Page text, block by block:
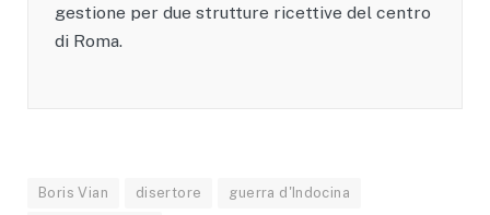
gestione per due strutture ricettive del centro
di Roma.
Boris Vian disertore guerra d'Indocina